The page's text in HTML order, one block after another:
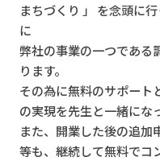
まちづくり 」 を念頭に
に
弊社の事業の一つである
ります。
その為に無料のサポート
の実現を先生と一緒にな
また、開業した後の追加
等も、継続して無料でコ